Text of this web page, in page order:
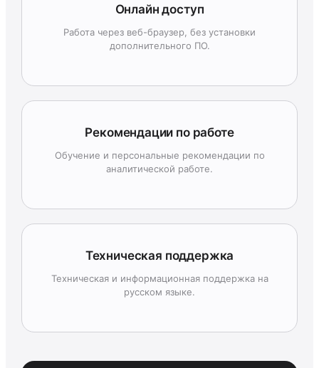
Онлайн доступ
Работа через веб-браузер, без установки
дополнительного ПО.
Рекомендации по работе
Обучение и персональные рекомендации по
аналитической работе.
Техническая поддержка
Техническая и информационная поддержка на
русском языке.